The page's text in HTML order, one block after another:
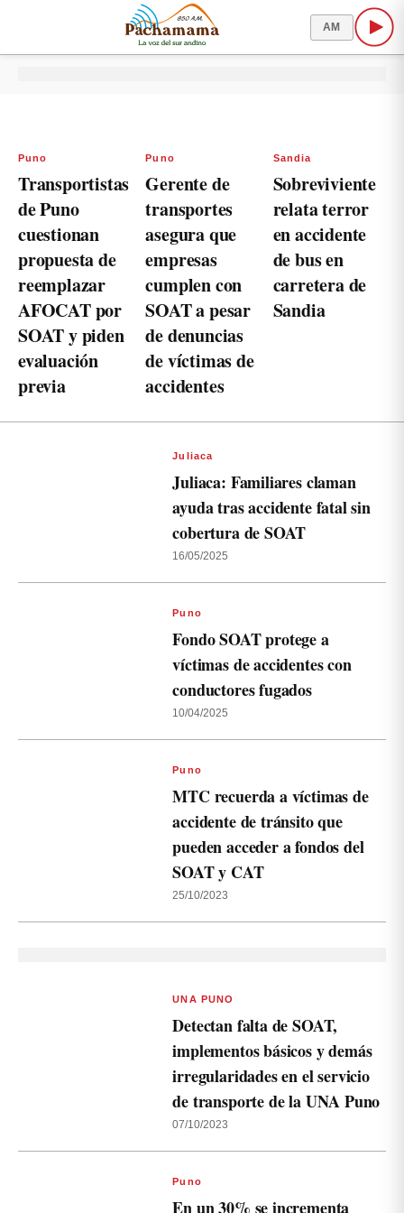
AM
Puno
Transportistas
de Puno
cuestionan
propuesta de
reemplazar
AFOCAT por
SOAT y piden
evaluación
previa
Puno
Gerente de
transportes
asegura que
empresas
cumplen con
SOAT a pesar
de denuncias
de víctimas de
accidentes
Sandia
Sobreviviente
relata terror
en accidente
de bus en
carretera de
Sandia
Juliaca
Juliaca: Familiares claman
ayuda tras accidente fatal sin
cobertura de SOAT
16/05/2025
Puno
Fondo SOAT protege a
víctimas de accidentes con
conductores fugados
10/04/2025
Puno
MTC recuerda a víctimas de
accidente de tránsito que
pueden acceder a fondos del
SOAT y CAT
25/10/2023
UNA PUNO
Detectan falta de SOAT,
implementos básicos y demás
irregularidades en el servicio
de transporte de la UNA Puno
07/10/2023
Puno
En un 30% se incrementa